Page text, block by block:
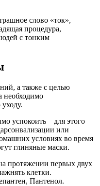
слово «ток»,
процедура,
с тонким
а также с целью
необходимо
успокоить – для этого
или
условиях во время
глиняные маски.
протяжении первых двух
клетки.
Пантенол.